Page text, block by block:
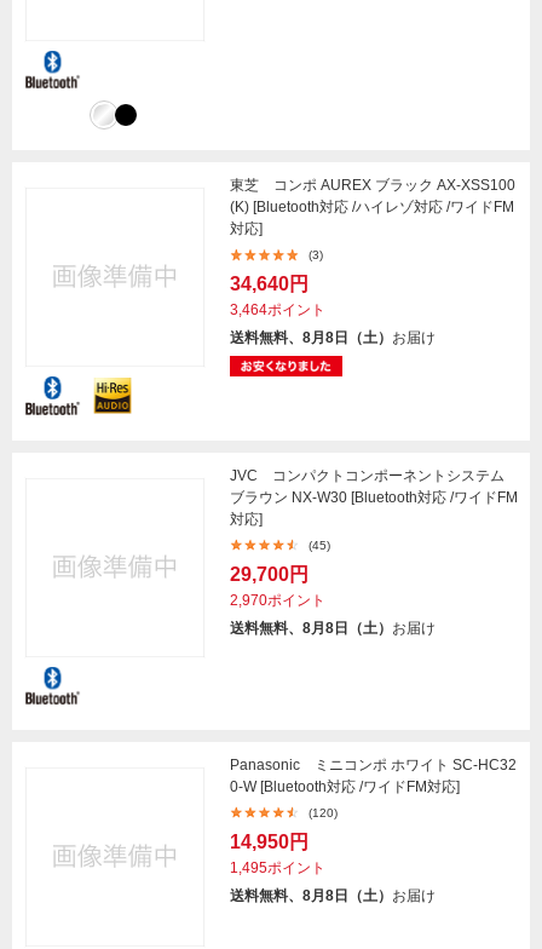
東芝 コンポ AUREX ブラック AX-XSS100
(K) [Bluetooth対応 /ハイレゾ対応 /ワイドFM
対応]
(3)
34,640円
3,464ポイント
送料無料、8月8日（土） お届け
JVC コンパクトコンポーネントシステム
ブラウン NX-W30 [Bluetooth対応 /ワイドFM
対応]
(45)
29,700円
2,970ポイント
送料無料、8月8日（土） お届け
Panasonic ミニコンポ ホワイト SC-HC32
0-W [Bluetooth対応 /ワイドFM対応]
(120)
14,950円
1,495ポイント
送料無料、8月8日（土） お届け